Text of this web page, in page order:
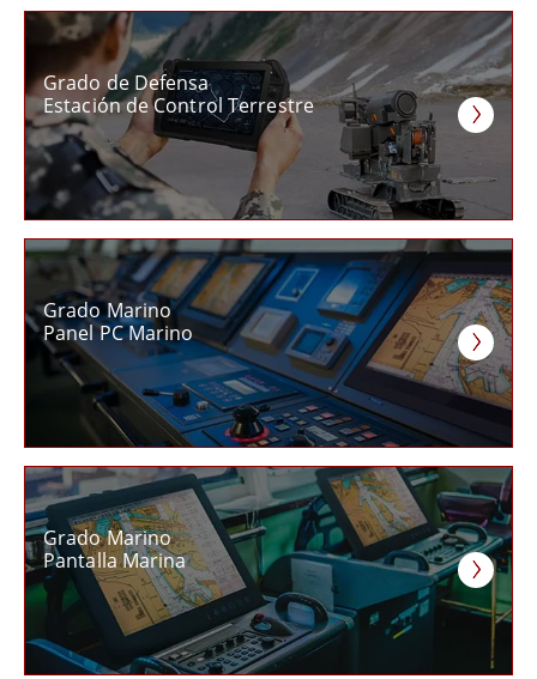
Grado de Defensa
Estación de Control Terrestre
Grado Marino
Panel PC Marino
Grado Marino
Pantalla Marina